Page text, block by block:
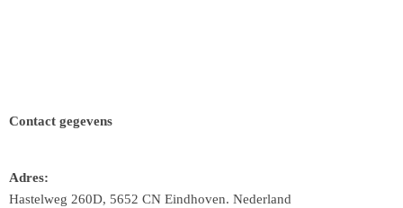
Contact gegevens
Adres:
Hastelweg 260D, 5652 CN Eindhoven. Nederland